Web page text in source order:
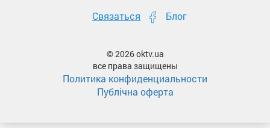
Связаться Блог
© 2026 oktv.ua
все права защищены
Политика конфиденциальности
Публічна оферта